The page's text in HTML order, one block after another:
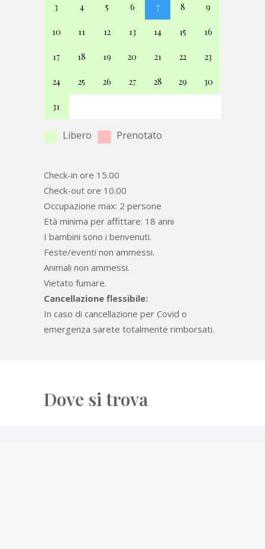
3 4 5 6 7 8 9
10 11 12 13 14 15 16
17 18 19 20 21 22 23
24 25 26 27 28 29 30
31
Libero Prenotato
Check-in ore 15.00
Check-out ore 10.00
Occupazione max: 2 persone
Età minima per affittare: 18 anni
I bambini sono i benvenuti.
Feste/eventi non ammessi.
Animali non ammessi.
Vietato fumare.
Cancellazione flessibile:
In caso di cancellazione per Covid o
emergenza sarete totalmente rimborsati.
Dove si trova